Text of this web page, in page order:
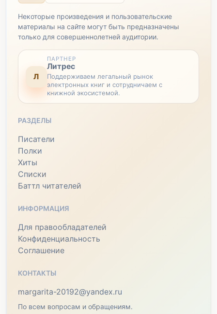
Некоторые произведения и пользовательские
материалы на сайте могут быть предназначены
только для совершеннолетней аудитории.
Л
ПАРТНЕР
Литрес
Поддерживаем легальный рынок
электронных книг и сотрудничаем с
книжной экосистемой.
РАЗДЕЛЫ
Писатели
Полки
Хиты
Списки
Баттл читателей
ИНФОРМАЦИЯ
Для правообладателей
Конфиденциальность
Соглашение
КОНТАКТЫ
margarita-20192@yandex.ru
По всем вопросам и обращениям.